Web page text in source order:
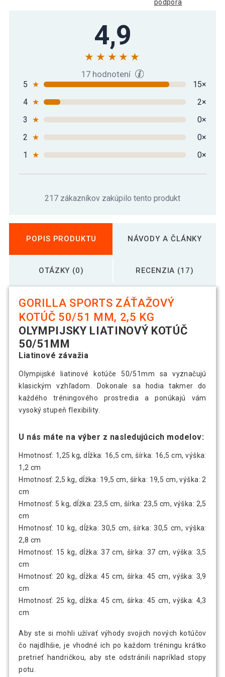
podpora
4,9
17 hodnotení
5 ★
15×
4 ★
2×
3
★
0×
2 ★
0×
1
★ 0×
217 zákazníkov zakúpilo tento produkt
POPIS PRODUKTU NÁVODY A ČLÁNKY
OTÁZKY (0) RECENZIA (17)
GORILLA SPORTS ZÁŤAŽOVÝ
KOTÚČ 50/51 MM, 2,5 KG
OLYMPIJSKY LIATINOVÝ KOTÚČ
50/51MM
Liatinové závažia
Olympijské liatinové kotúče 50/51mm sa vyznačujú
klasickým vzhľadom. Dokonale sa hodia takmer do
každého tréningového prostredia a ponúkajú vám
vysoký stupeň flexibility.
U nás máte na výber z nasledujúcich modelov:
Hmotnosť: 1,25 kg, dĺžka: 16,5 cm, šírka: 16,5 cm, výška:
1,2 cm
Hmotnosť: 2,5 kg, dĺžka: 19,5 cm, šírka: 19,5 cm, výška: 2
cm
Hmotnosť: 5 kg, dĺžka: 23,5 cm, šírka: 23,5 cm, výška: 2,5
cm
Hmotnosť: 10 kg, dĺžka: 30,5 cm, šírka: 30,5 cm, výška:
2,8 cm
Hmotnosť: 15 kg, dĺžka: 37 cm, šírka: 37 cm, výška: 3,5
cm
Hmotnosť: 20 kg, dĺžka: 45 cm, šírka: 45 cm, výška: 3,9
cm
Hmotnosť: 25 kg, dĺžka: 45 cm, šírka: 45 cm, výška: 4,3
cm
Aby ste si mohli užívať výhody svojich nových kotúčov
čo najdlhšie, je vhodné ich po každom tréningu krátko
pretrieť handričkou, aby ste odstránili napríklad stopy
potu.